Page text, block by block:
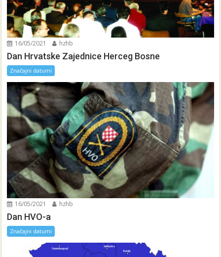
16/05/2021 hzhb
Dan Hrvatske Zajednice Herceg Bosne
Značajni datumi
16/05/2021 hzhb
Dan HVO-a
Značajni datumi